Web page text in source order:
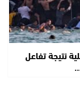
نتيجة تفاعل